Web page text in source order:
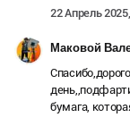
22 Апрель
Маковой
бумага,